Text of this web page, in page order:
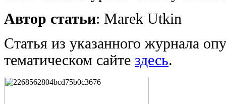
Автор статьи: Marek Utkin
Статья из указанного журнала
тематическом сайте здесь.